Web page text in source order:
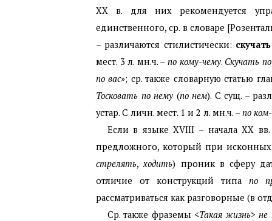
XX в. для них рекомендуется
единственного, ср. в словаре
– различаются стилистически: скучать
мест. 3 л. мн.ч. – по кому-чему. Скучать
по вас»; ср. также словарную статью
Тосковать по нему (по нем). С сущ. –
устар. С личн. мест. 1 и 2 л. мн.ч. –по
Если в языкеXVIII – началаXX
предложного, который при исконных
стрелять,ходить) проник в сферу
отличие от конструкций типапо
рассматриваться как разговорные (в
Ср. также фраземы <Такая жизнь>не